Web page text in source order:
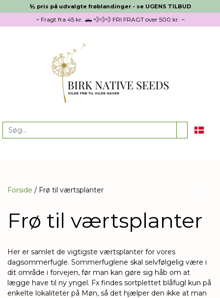
½ pris på udvalgte frøblandinger - se UGENS TILBUD
~ Fragt fra 45 kr. 🛻 💨💨💨 FRI FRAGT over 500 kr. ~
Forside Frø til værtsplanter
Frø til værtsplanter
Her er samlet de vigtigste værtsplanter for vores
dagsommerfugle. Sommerfuglene skal selvfølgelig være i
dit område i forvejen, før man kan gøre sig håb om at
lægge have til ny yngel. Fx findes sortplettet blåfugl kun på
enkelte lokaliteter på Møn, så det hjælper den ikke at man